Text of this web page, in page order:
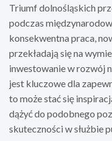
Triumf dolnośląskich
podczas
konsekwentna praca,
przekładają się na
inwestowanie w rozwój
jest kluczowe dla
to może stać się
dążyć do podobnego
skuteczności w służbie